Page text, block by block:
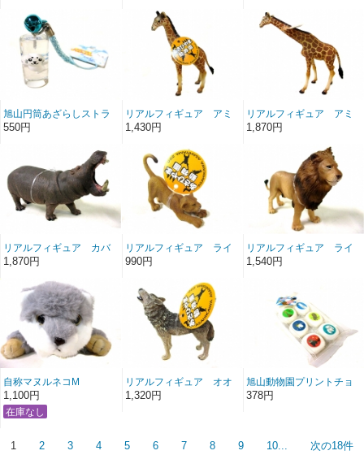
旭山円筒あざらしストラ
ップ根付けブルー新
550円
リアルフィギュア アミ
メキリン仔
1,430円
リアルフィギュア アミ
メキリン親
1,870円
リアルフィギュア カバ
親吠え
1,870円
リアルフィギュア ライ
オン仔
990円
リアルフィギュア ライ
オンオス
1,540円
自称マヌルネコM
1,100円
リアルフィギュア オオ
カミ吠え
1,320円
旭山動物園プリントチョ
コマシュマロ
378円
1 2 3 4 5 6 7 8 9 10... 次の18件